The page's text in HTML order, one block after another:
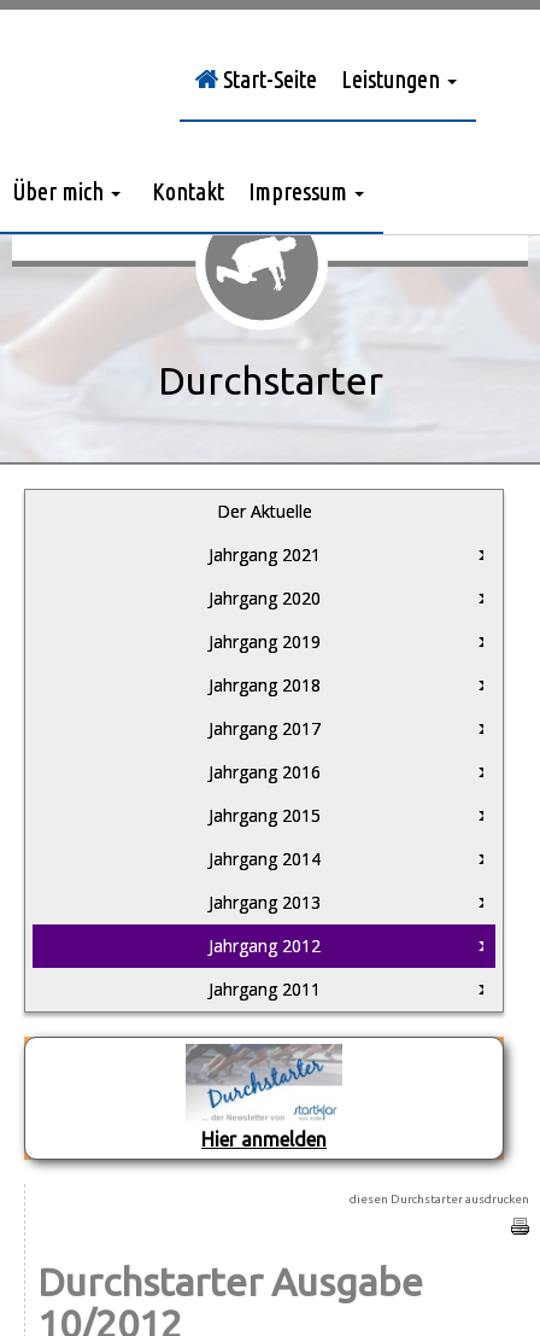
Start-Seite Leistungen
Über mich Kontakt Impressum
Durchstarter
Der Aktuelle
Jahrgang 2021
Jahrgang 2020
Jahrgang 2019
Jahrgang 2018
Jahrgang 2017
Jahrgang 2016
Jahrgang 2015
Jahrgang 2014
Jahrgang 2013
Jahrgang 2012
Jahrgang 2011
Hier anmelden
diesen Durchstarter ausdrucken
Durchstarter Ausgabe
10/2012